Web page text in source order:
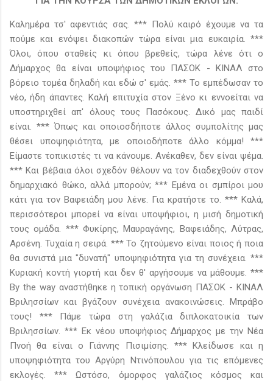
Καλημέρα τσ' αφεντιάς σας. *** Πολύ καιρό έχουμε να τα
πούμε και ενόψει διακοπών τώρα είναι μια ευκαιρία. ***
Όλοι, όπου σταθείς κι όπου βρεθείς, τώρα λένε ότι ο
Δήμαρχος θα είναι υποψήφιος του ΠΑΣΟΚ - ΚΙΝΑΛ στο
βόρειο τομέα δηλαδή και εδώ σ' εμάς. *** Το εμπέδωσαν το
νέο, ήδη άπαντες. Καλή επιτυχία στον Ξένο κι εννοείται να
υποστηριχθεί απ' όλους τους Πασόκους. Δικό μας παιδί
είναι. *** Όπως και οποιοσδήποτε άλλος συμπολίτης μας
θέσει υποψηφιότητα, με οποιοδήποτε άλλο κόμμα! ***
Είμαστε τοπικιστές τι να κάνουμε. Ανέκαθεν, δεν είναι ψέμα.
*** Και βέβαια όλοι σχεδόν θέλουν να τον διαδεχθούν στον
δημαρχιακό θώκο, αλλά μπορούν; *** Εμένα οι σμπίροι μου
κάτι για τον Βαφειάδη μου λένε. Για κρατήστε το. *** Καλά,
περισσότεροι μπορεί να είναι υποψήφιοι, η μισή δημοτική
τους ομάδα. *** Φυκίρης, Μαυραγάνης, Βαφειάδης, Λύτρας,
Αρσένη. Τυχαία η σειρά. *** Το ζητούμενο είναι ποιος ή ποια
θα συνιστά μια "δυνατή" υποψηφιότητα για τη συνέχεια. ***
Κυριακή κοντή γιορτή και δεν θ' αργήσουμε να μάθουμε. ***
By the way αναστήθηκε η τοπική οργάνωση ΠΑΣΟΚ - ΚΙΝΑΛ
Βριλησσίων και βγάζουν συνέχεια ανακοινώσεις. Μπράβο
τους! *** Πάμε τώρα στη γαλάζια διπλοκατοικία των
Βριλησσίων. *** Εκ νέου υποψήφιος Δήμαρχος με την Νέα
Πνοή θα είναι ο Γιάννης Πισιμίσης. *** Κλείδωσε και η
υποψηφιότητα του Αργύρη Ντινόπουλου για τις επόμενες
εκλογές. *** Ωστόσο, όμορφος γαλάζιος κόσμος και